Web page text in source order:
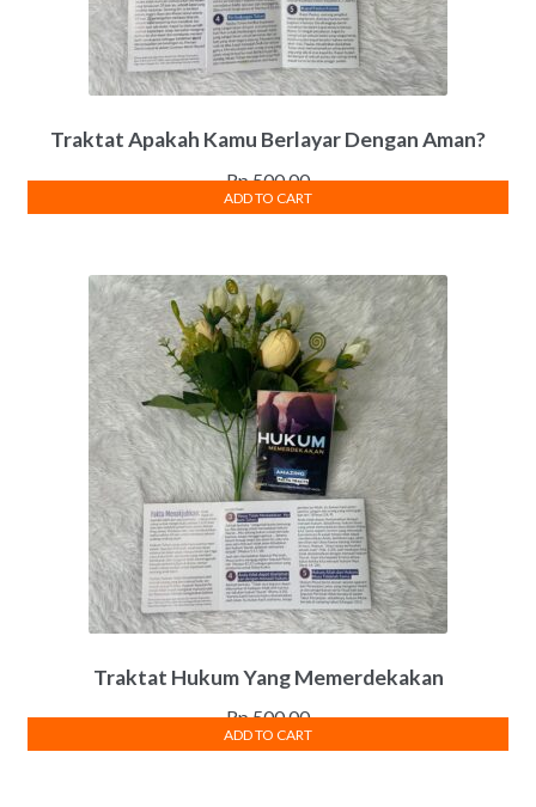
Traktat Apakah Kamu Berlayar Dengan Aman?
Rp500.00
ADD TO CART
Traktat Hukum Yang Memerdekakan
Rp500.00
ADD TO CART